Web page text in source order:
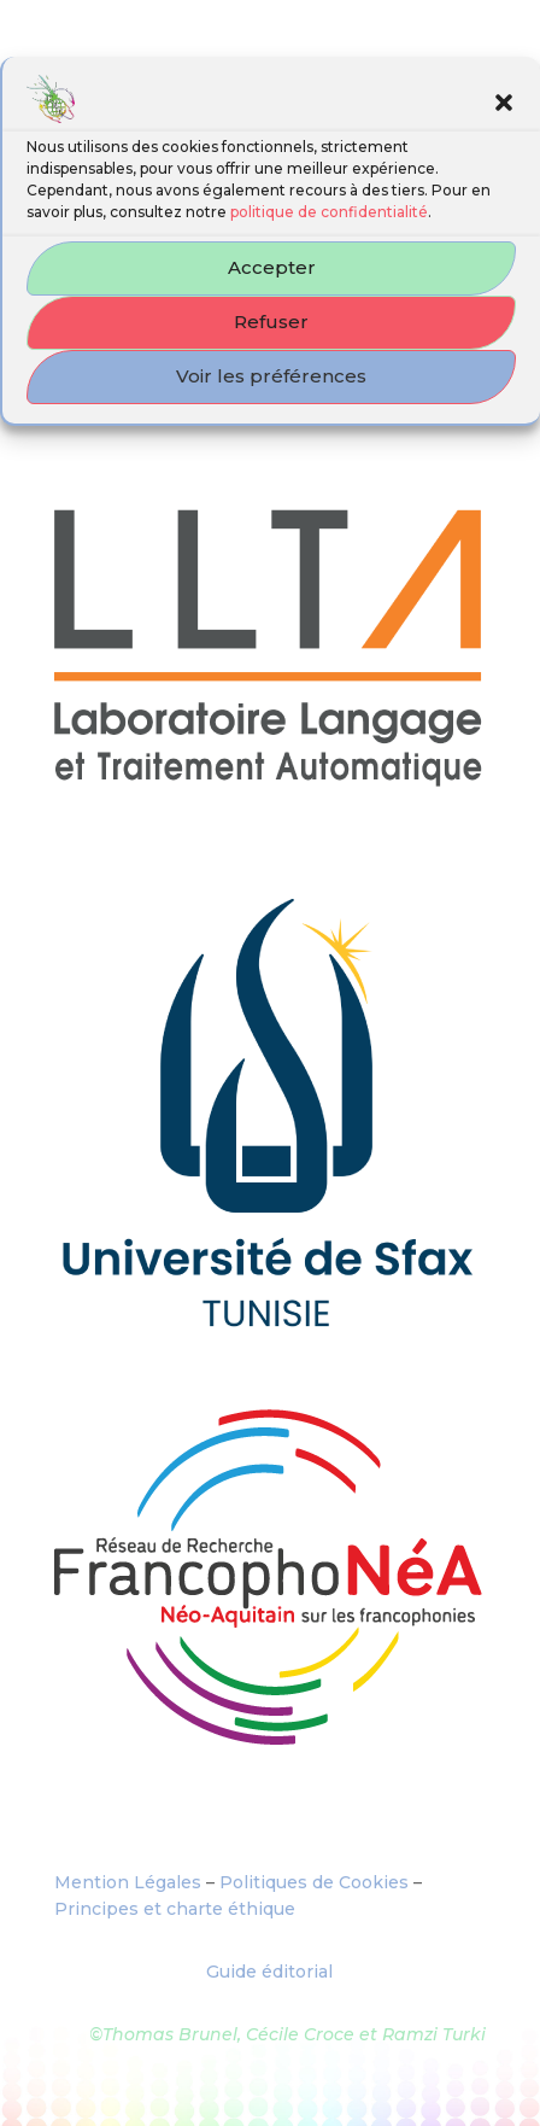
Nous utilisons des cookies fonctionnels, strictement
indispensables, pour vous offrir une meilleur expérience.
Cependant, nous avons également recours à des tiers. Pour en
savoir plus, consultez notre politique de confidentialité.
Accepter
Refuser
Voir les préférences
Mention Légales – Politiques de Cookies –
Principes et charte éthique
Guide éditorial
©Thomas Brunel, Cécile Croce et Ramzi Turki